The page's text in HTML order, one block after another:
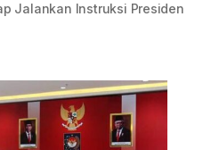
Jalankan Instruksi Presiden